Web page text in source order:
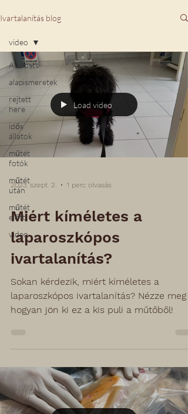
Ivartalanítás blog
All Posts
alapismeretek
rejtett
here
idős
állatok
műtét
fotók
műtét
után
műtét
előtt
video
video
Load video
2023. szept. 2. 1 perc olvasás
Miért kíméletes a
laparoszkópos
ivartalanítás?
Sokan kérdezik, miért kíméletes a
laparoszkópos ivartalanítás? Nézze meg
hogyan jön ki ez a kis puli a műtőből!